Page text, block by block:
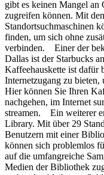
gibt es keinen Mangel an
zugreifen können. Mit
Standortsuchmaschinen
finden, um sich ohne
verbinden. Einer der
Dallas ist der Starbucks
Kaffeehauskette ist dafür
Internetzugang zu bieten,
Hier können Sie Ihren
nachgehen, im Internet
streamen. Ein weiterer
Library. Mit über 29
Benutzern mit einer
können sich problemlos
auf die umfangreiche
Medien der Bibliothek